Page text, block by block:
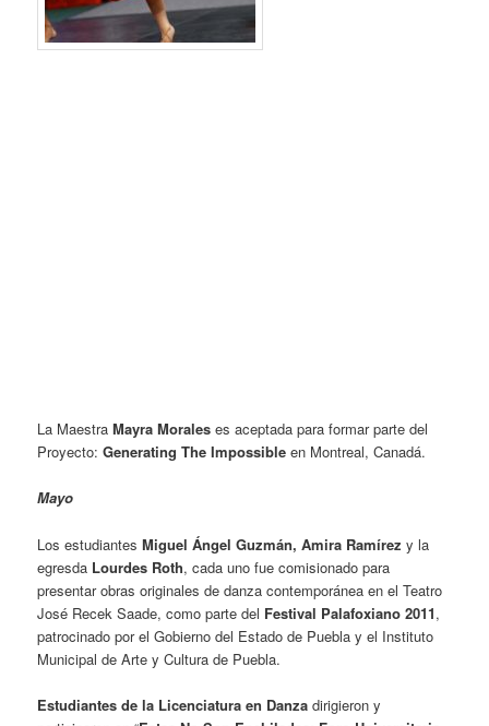
La MaestraMayra Morales es aceptada para formar parte del
Proyecto:Generating The Impossible en Montreal, Canadá.
Mayo
Los estudiantesMiguel Ángel Guzmán, Amira Ramírez y la
egresda Lourdes Roth, cada uno fue comisionado para
presentar obras originales de danza contemporánea en el Teatro
José Recek Saade, como parte del Festival Palafoxiano 2011,
patrocinado por el Gobierno del Estado de Puebla y el Instituto
Municipal de Arte y Cultura de Puebla.
Estudiantes de la Licenciatura en Danza dirigieron y